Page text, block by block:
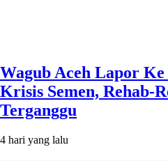
Wagub Aceh Lapor
Krisis Semen, Rehab-
Terganggu
4 hari yang lalu